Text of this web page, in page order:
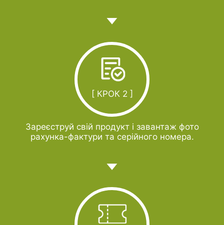
[ КРОК 2 ]
Зареєструй свій продукт і завантаж фото
рахунка-фактури та серійного номера.